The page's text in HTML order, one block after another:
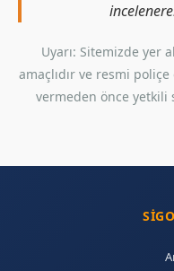
Uyarı: Sitemizde
amaçlıdır ve resmi
vermeden önce yetkili